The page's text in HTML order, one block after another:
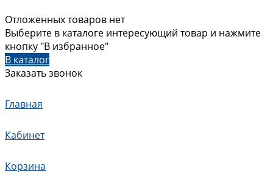
Отложенных товаров нет
Выберите в каталоге интересующий товар и нажмите
кнопку "В избранное"
В каталог
Заказать звонок
Главная
Кабинет
Корзина